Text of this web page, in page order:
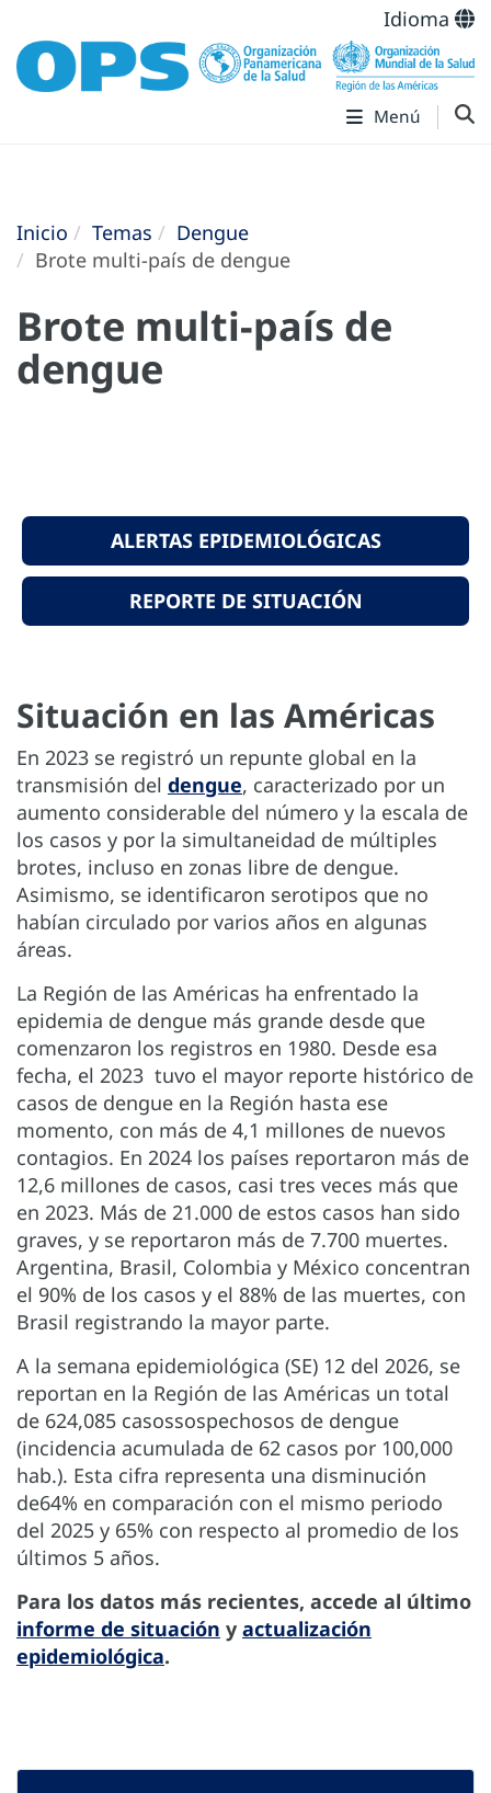
Idioma
Menú
Inicio Temas
Dengue
Brote multi-país de dengue
Brote multi-país de
dengue
ALERTAS EPIDEMIOLÓGICAS
REPORTE DE SITUACIÓN
Situación en las Américas
En 2023 se registró un repunte global en la
transmisión del dengue, caracterizado por un
aumento considerable del número y la escala de
los casos y por la simultaneidad de múltiples
brotes, incluso en zonas libre de dengue.
Asimismo, se identificaron serotipos que no
habían circulado por varios años en algunas
áreas.
La Región de las Américas ha enfrentado la
epidemia de dengue más grande desde que
comenzaron los registros en 1980. Desde esa
fecha, el 2023 tuvo el mayor reporte histórico de
casos de dengue en la Región hasta ese
momento, con más de 4,1 millones de nuevos
contagios. En 2024 los países reportaron más de
12,6 millones de casos, casi tres veces más que
en 2023. Más de 21.000 de estos casos han sido
graves, y se reportaron más de 7.700 muertes.
Argentina, Brasil, Colombia y México concentran
el 90% de los casos y el 88% de las muertes, con
Brasil registrando la mayor parte.
A la semana epidemiológica (SE) 12 del 2026, se
reportan en la Región de las Américas un total
de 624,085 casossospechosos de dengue
(incidencia acumulada de 62 casos por 100,000
hab.). Esta cifra representa una disminución
de64% en comparación con el mismo periodo
del 2025 y 65% con respecto al promedio de los
últimos 5 años.
Para los datos más recientes, accede al último
informe de situación y actualización
epidemiológica.